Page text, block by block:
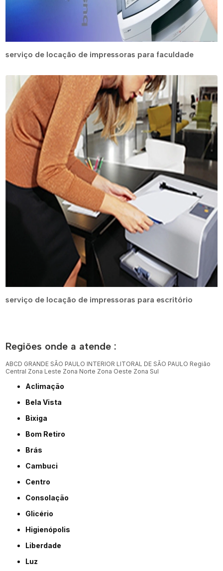
serviço de locação de impressoras para faculdade
serviço de locação de impressoras para escritório
Regiões onde a atende :
ABCD GRANDE SÃO PAULO INTERIOR LITORAL DE SÃO PAULO Região
Central Zona Leste Zona Norte Zona Oeste Zona Sul
Aclimação
Bela Vista
Bixiga
Bom Retiro
Brás
Cambuci
Centro
Consolação
Glicério
Higienópolis
Liberdade
Luz